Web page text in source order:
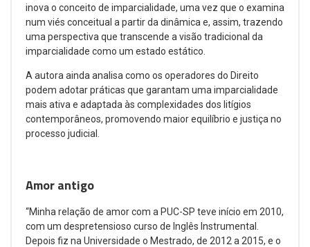
inova o conceito de imparcialidade, uma vez que o examina
num viés conceitual a partir da dinâmica e, assim, trazendo
uma perspectiva que transcende a visão tradicional da
imparcialidade como um estado estático.
A autora ainda analisa como os operadores do Direito
podem adotar práticas que garantam uma imparcialidade
mais ativa e adaptada às complexidades dos litígios
contemporâneos, promovendo maior equilíbrio e justiça no
processo judicial.
Amor antigo
“Minha relação de amor com a PUC-SP teve início em 2010,
com um despretensioso curso de Inglês Instrumental.
Depois fiz na Universidade o Mestrado, de 2012 a 2015, e o